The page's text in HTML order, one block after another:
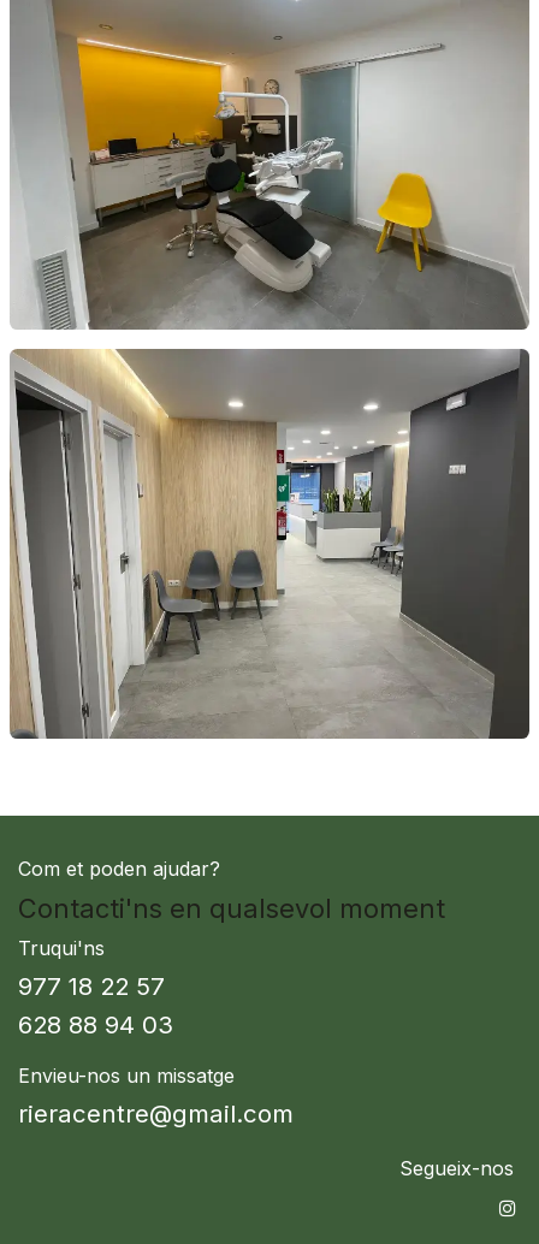
Com et poden ajudar?
Contacti'ns en qualsevol moment
Truqui'ns
977 18 22 57
628 88 94 03
Envieu-nos un missatge
rieracentre@gmail.com
Segueix-nos